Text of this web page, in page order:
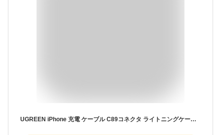
UGREEN iPhone 充電 ケーブル C89コネクタ ライトニングケーブル 高耐久 長い 2m Apple認証 MFi 純正チップ 急速充電対応 アイフォン 充電器 充電ケーブル us155【送料無料】 UG